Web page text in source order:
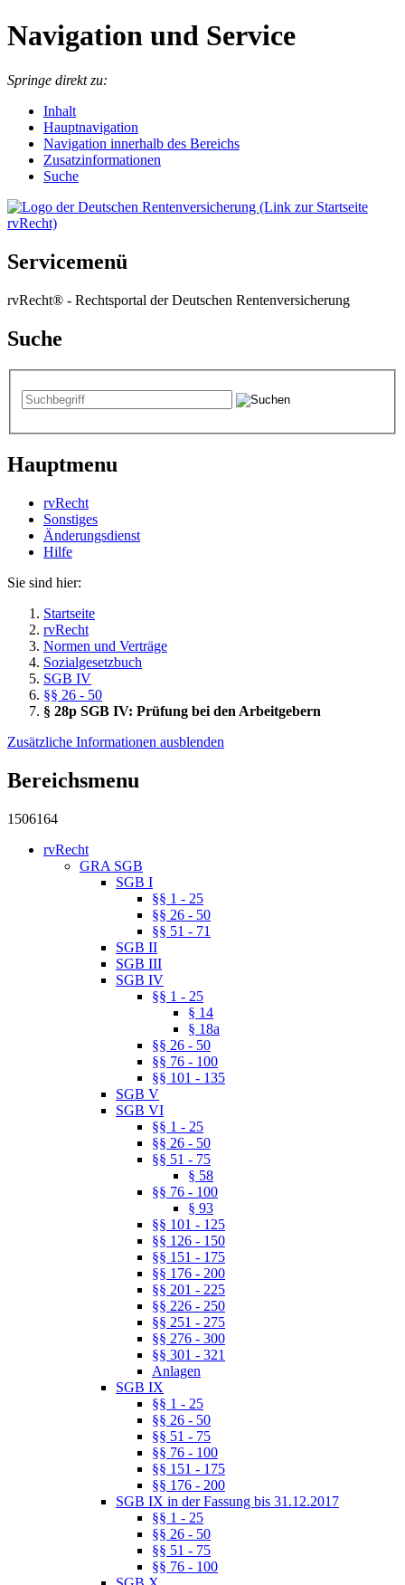
Navigation und Service
Springe direkt zu:
Inhalt
Hauptnavigation
Navigation innerhalb des Bereichs
Zusatzinformationen
Suche
Servicemenü
rvRecht® - Rechtsportal der Deutschen Rentenversicherung
Suche
Hauptmenu
rvRecht
Sonstiges
Änderungsdienst
Hil­fe
Sie sind hier:
Startseite
rvRecht
Normen und Verträge
Sozialgesetzbuch
SGB IV
§§ 26 - 50
§ 28p SGB IV: Prüfung bei den Arbeitgebern
Zusätzliche Informationen ausblenden
Bereichsmenu
1506164
rvRecht
GRA SGB
SGB I
§§ 1 - 25
§§ 26 - 50
§§ 51 - 71
SGB II
SGB III
SGB IV
§§ 1 - 25
§ 14
§ 18a
§§ 26 - 50
§§ 76 - 100
§§ 101 - 135
SGB V
SGB VI
§§ 1 - 25
§§ 26 - 50
§§ 51 - 75
§ 58
§§ 76 - 100
§ 93
§§ 101 - 125
§§ 126 - 150
§§ 151 - 175
§§ 176 - 200
§§ 201 - 225
§§ 226 - 250
§§ 251 - 275
§§ 276 - 300
§§ 301 - 321
Anlagen
SGB IX
§§ 1 - 25
§§ 26 - 50
§§ 51 - 75
§§ 76 - 100
§§ 151 - 175
§§ 176 - 200
SGB IX in der Fassung bis 31.12.2017
§§ 1 - 25
§§ 26 - 50
§§ 51 - 75
§§ 76 - 100